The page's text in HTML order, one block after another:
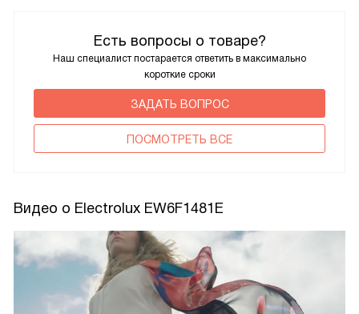
Есть вопросы о товаре?
Наш специалист постарается ответить в максимально
короткие сроки
ЗАДАТЬ ВОПРОС
ПОCМОТРЕТЬ ВСЕ
Видео о Electrolux EW6F1481E